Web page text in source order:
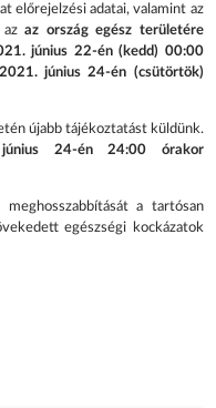
előrejelzési adatai, valamint az
azaz ország egész területére
június 22-én (kedd) 00:00
június 24-én (csütörtök)
újabb tájékoztatást küldünk.
24-én 24:00 órakor
a tartósan
egészségi kockázatok